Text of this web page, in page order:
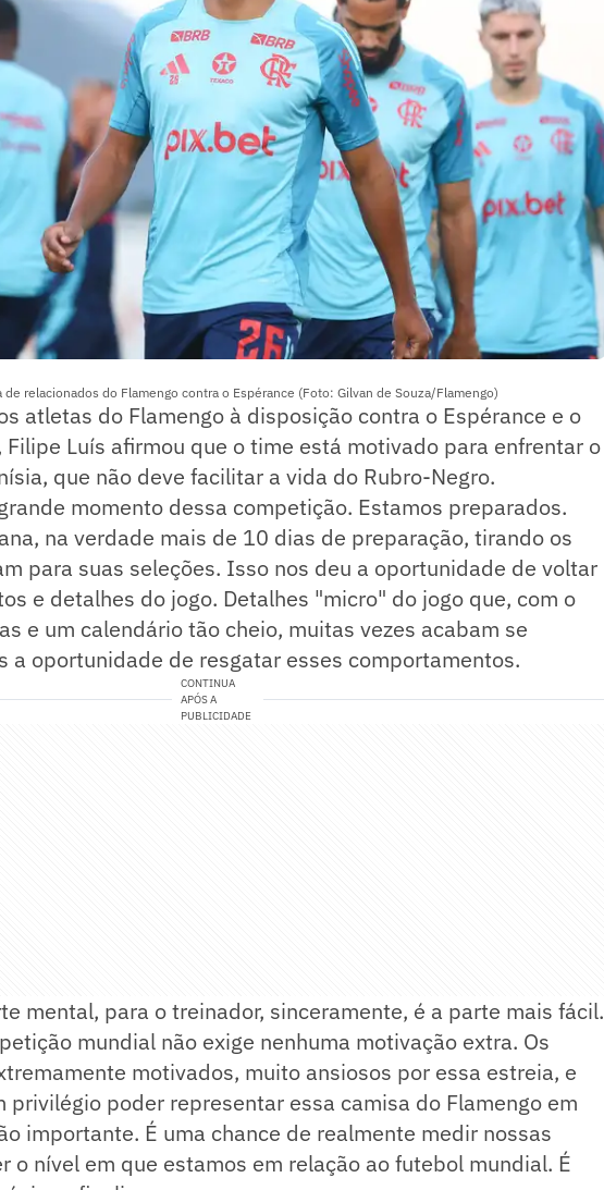
relacionados do Flamengo contra o Espérance (Foto: Gilvan de Souza/Flamengo)
atletas do Flamengo à disposição contra o Espérance e o
Luís afirmou que o time está motivado para enfrentar o
que não deve facilitar a vida do Rubro-Negro.
momento dessa competição. Estamos preparados.
na verdade mais de 10 dias de preparação, tirando os
para suas seleções. Isso nos deu a oportunidade de voltar
e detalhes do jogo. Detalhes "micro" do jogo que, com o
e um calendário tão cheio, muitas vezes acabam se
a oportunidade de resgatar esses comportamentos.
CONTINUA
APÓS A
PUBLICIDADE
mental, para o treinador, sinceramente, é a parte mais fácil.
mundial não exige nenhuma motivação extra. Os
motivados, muito ansiosos por essa estreia, e
privilégio poder representar essa camisa do Flamengo em
importante. É uma chance de realmente medir nossas
o nível em que estamos em relação ao futebol mundial. É